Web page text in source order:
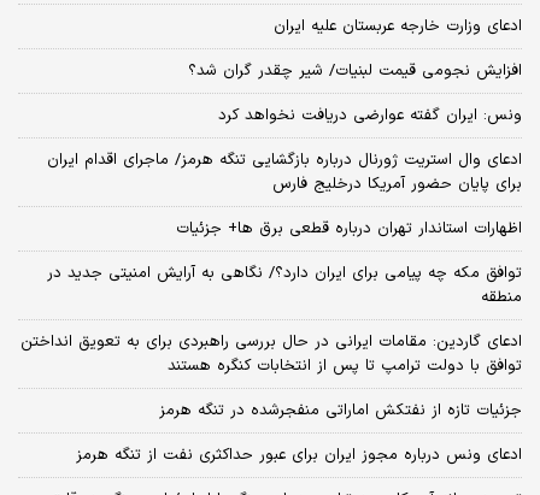
ادعای وزارت خارجه عربستان علیه ایران
افزایش نجومی قیمت لبنیات/ شیر چقدر گران شد؟
ونس: ایران گفته عوارضی دریافت نخواهد کرد
ادعای وال استریت ژورنال درباره بازگشایی تنگه هرمز/ ماجرای اقدام ایران
برای پایان حضور آمریکا درخلیج فارس
اظهارات استاندار تهران درباره قطعی برق ها+ جزئیات
توافق مکه چه پیامی برای ایران دارد؟/ نگاهی به آرایش امنیتی جدید در
منطقه
ادعای گاردین: مقامات ایرانی در حال بررسی راهبردی برای به تعویق انداختن
توافق با دولت ترامپ تا پس از انتخابات کنگره هستند
جزئیات تازه از نفتکش اماراتی منفجرشده در تنگه هرمز
ادعای ونس درباره مجوز ایران برای عبور حداکثری نفت از تنگه هرمز